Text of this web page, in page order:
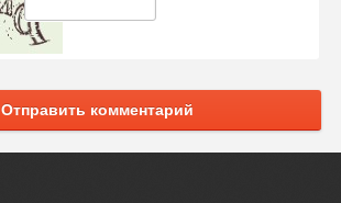
Отправить комментарий